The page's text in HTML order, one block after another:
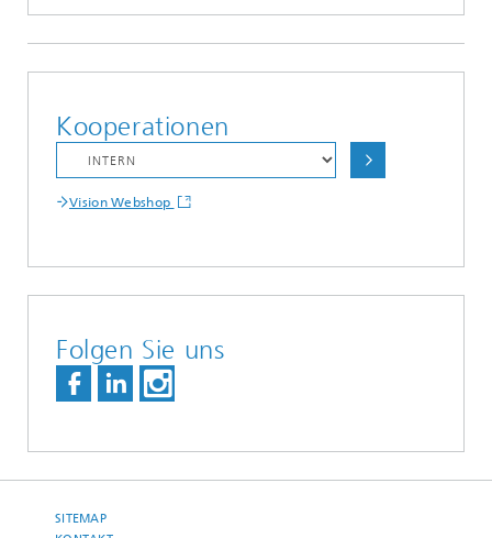
Kooperationen
Vision Webshop
Folgen Sie uns
SITEMAP